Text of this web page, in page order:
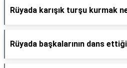
Rüyada karışık turşu kurmak
Rüyada başkalarının dans